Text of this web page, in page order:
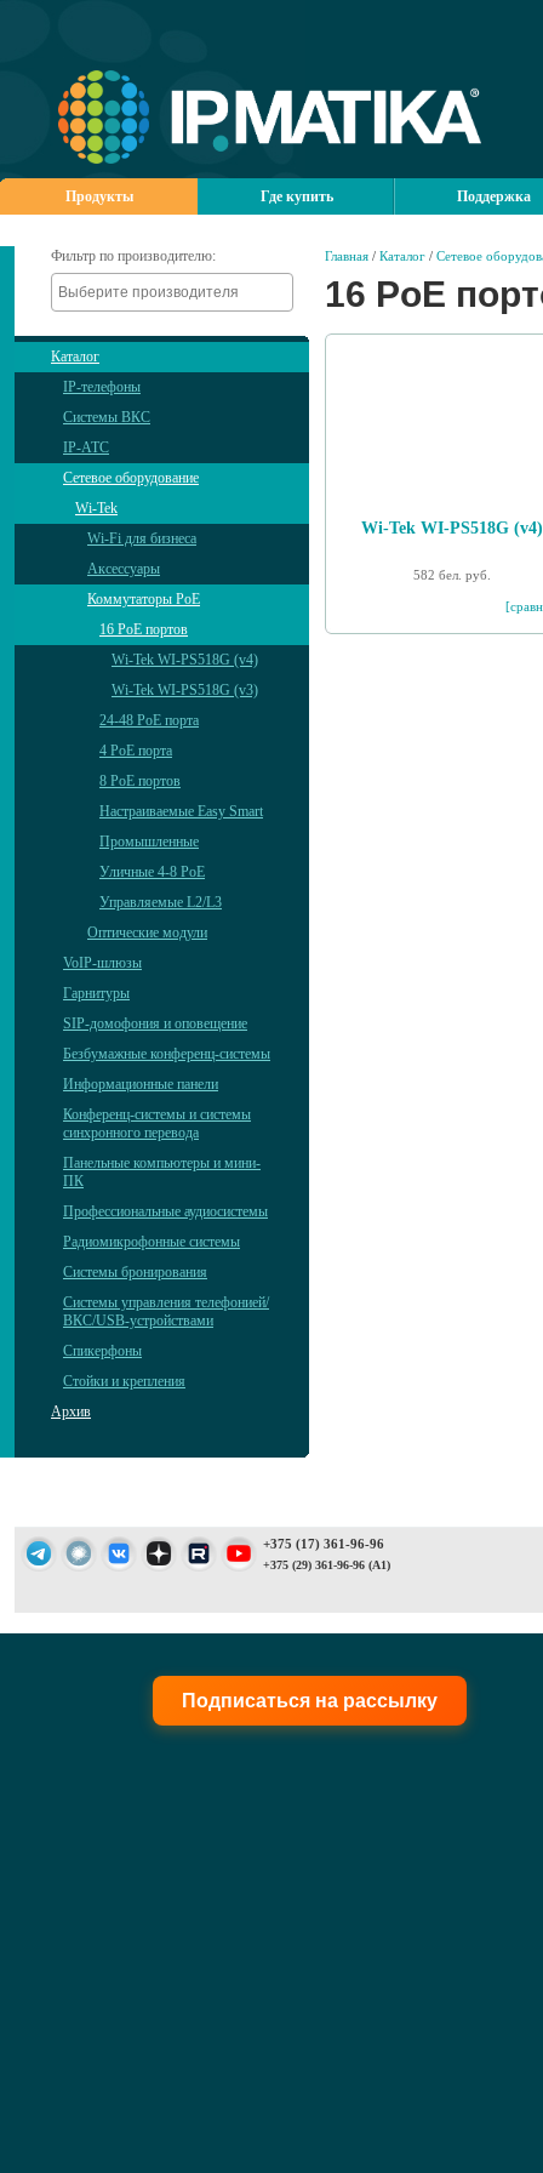
Продукты Где купить Поддержка
Фильтр по производителю:
Каталог
IP-телефоны
Системы ВКС
IP-АТС
Сетевое оборудование
Wi-Tek
Wi-Fi для бизнеса
Аксессуары
Коммутаторы PoE
16 PoE портов
Wi-Tek WI-PS518G (v4)
Wi-Tek WI-PS518G (v3)
24-48 PoE порта
4 PoE порта
8 PoE портов
Настраиваемые Easy Smart
Промышленные
Уличные 4-8 PoE
Управляемые L2/L3
Оптические модули
VoIP-шлюзы
Гарнитуры
SIP-домофония и оповещение
Безбумажные конференц-системы
Информационные панели
Конференц-системы и системы
синхронного перевода
Панельные компьютеры и мини-
ПК
Профессиональные аудиосистемы
Радиомикрофонные системы
Системы бронирования
Системы управления телефонией/
ВКС/USB-устройствами
Спикерфоны
Стойки и крепления
Архив
Главная / Каталог / Сетевое
16 PoE
Wi-Tek WI-PS518G (v4)
582 бел. руб.
+375 (17) 361-96-96
+375 (29) 361-96-96 (A1)
Подписаться на рассылку